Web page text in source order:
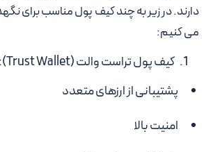
دارند. در زیر به چند کیف پول مناسب برای
می کنیم:
کیف پول تراست والت (Trust Wallet):
پشتیبانی از ارزهای متعدد
امنیت بالا